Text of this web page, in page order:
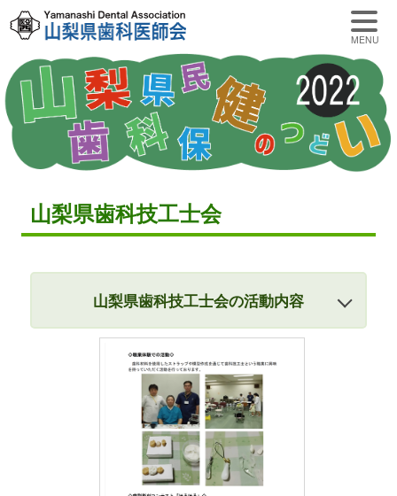
MENU
山梨県歯科技工士会
山梨県歯科技工士会の活動内容